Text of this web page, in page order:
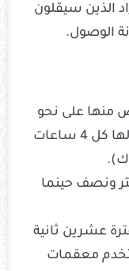
الذين سيقلون
الوصول.
منها على نحو
صحيح في وعاء “القمامة” واستبدلها كل 4 ساعات
ونصف حينما
عشرين ثانية
معقمات